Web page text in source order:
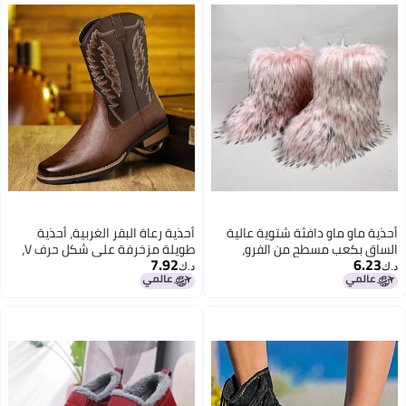
أحذية ماو ماو دافئة شتوية عالية
الساق بكعب مسطح من الفرو،
أحذية ثلجية بفم عميق من فرو
الراكون Y2K
د.ك‏6.23
أحذية رعاة البقر الغربية، أحذية
طويلة مزخرفة على شكل حرف V،
أحذية جلدية، مقاس كبير
د.ك‏7.92